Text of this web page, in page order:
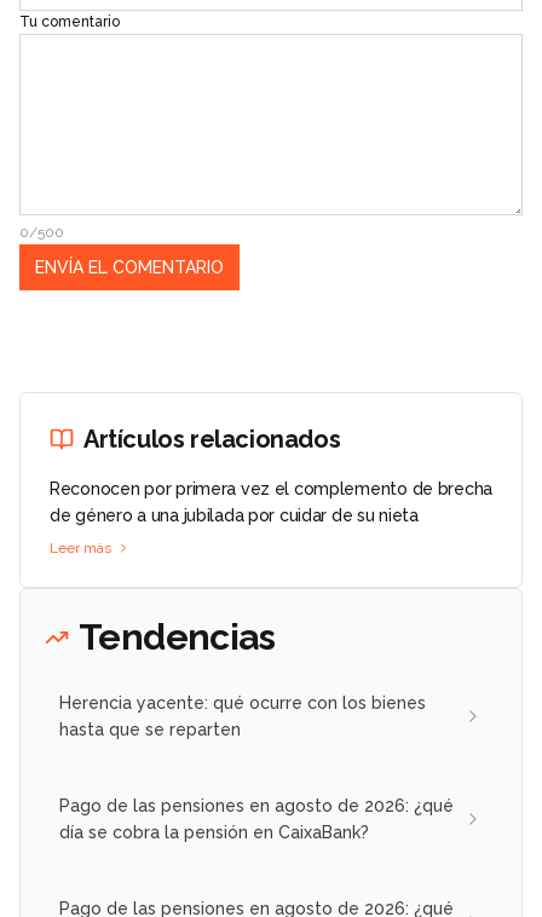
Tu comentario
0/500
Artículos relacionados
Reconocen por primera vez el complemento de brecha
de género a una jubilada por cuidar de su nieta
Leer más
Tendencias
Herencia yacente: qué ocurre con los bienes
hasta que se reparten
Pago de las pensiones en agosto de 2026: ¿qué
día se cobra la pensión en CaixaBank?
Pago de las pensiones en agosto de 2026: ¿qué